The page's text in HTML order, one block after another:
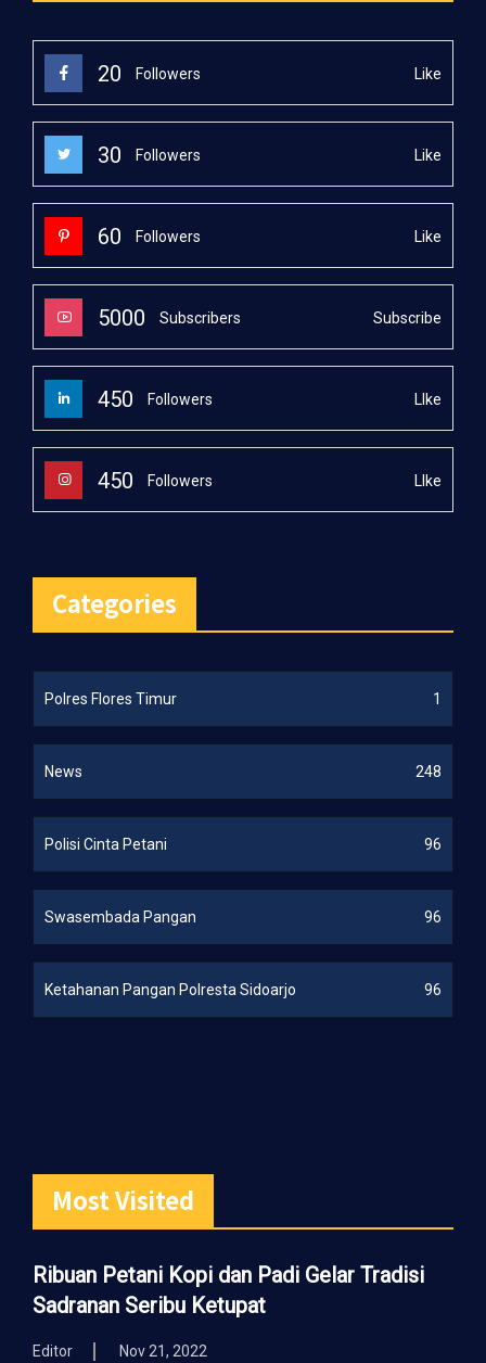
20 Followers Like
30 Followers Like
60 Followers Like
5000 Subscribers Subscribe
450 Followers LIke
450 Followers LIke
Categories
Polres Flores Timur 1
News 248
Polisi Cinta Petani 96
Swasembada Pangan 96
Ketahanan Pangan Polresta Sidoarjo 96
Most Visited
Ribuan Petani Kopi dan Padi Gelar Tradisi
Sadranan Seribu Ketupat
Editor Nov 21, 2022